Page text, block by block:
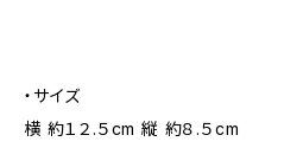
・サイズ
横 約１２.５cm 縦 約８.５cm